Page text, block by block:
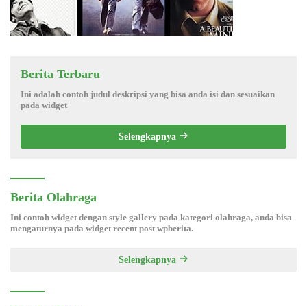
Berita Terbaru
Ini adalah contoh judul deskripsi yang bisa anda isi dan sesuaikan
pada widget
Selengkapnya
Berita Olahraga
Ini contoh widget dengan style gallery pada kategori olahraga, anda bisa
mengaturnya pada widget recent post wpberita.
Selengkapnya